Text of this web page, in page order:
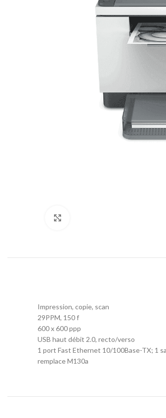
Impression, copie, scan
29PPM, 150 f
600 x 600 ppp
USB haut débit 2.0, recto/verso
1 port Fast Ethernet 10/100Base-TX; 1
remplace M130a